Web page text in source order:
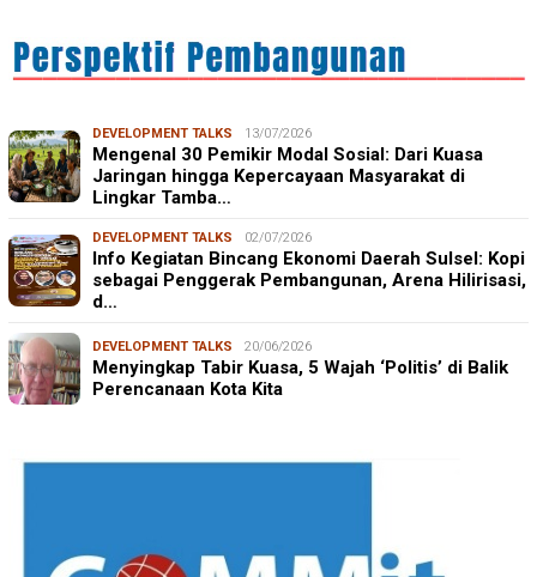
DEVELOPMENT TALKS 13/07/2026
Mengenal 30 Pemikir Modal Sosial: Dari Kuasa
Jaringan hingga Kepercayaan Masyarakat di
Lingkar Tamba…
DEVELOPMENT TALKS 02/07/2026
Info Kegiatan Bincang Ekonomi Daerah Sulsel: Kopi
sebagai Penggerak Pembangunan, Arena Hilirisasi,
d…
DEVELOPMENT TALKS 20/06/2026
Menyingkap Tabir Kuasa, 5 Wajah ‘Politis’ di Balik
Perencanaan Kota Kita